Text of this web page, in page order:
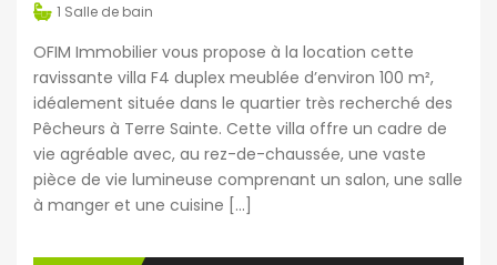
1 Salle de bain
OFIM Immobilier vous propose à la location cette
ravissante villa F4 duplex meublée d’environ 100 m²,
idéalement située dans le quartier très recherché des
Pêcheurs à Terre Sainte. Cette villa offre un cadre de
vie agréable avec, au rez-de-chaussée, une vaste
pièce de vie lumineuse comprenant un salon, une salle
à manger et une cuisine […]